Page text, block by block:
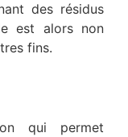
des résidus
est alors non
fins.
qui permet